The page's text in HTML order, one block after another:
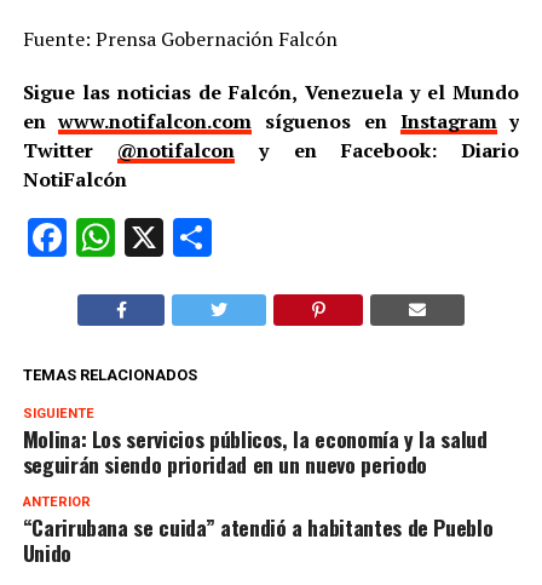
Fuente: Prensa Gobernación Falcón
Sigue las noticias de Falcón, Venezuela y el Mundo
enwww.notifalcon.com síguenos en Instagramy
Twitter @notifalcon y en Facebook: Diario
NotiFalcón
Facebook
WhatsApp
X Compartir
TEMAS RELACIONADOS
SIGUIENTE
Molina: Los servicios públicos, la economía y la salud
seguirán siendo prioridad en un nuevo periodo
ANTERIOR
“Carirubana se cuida” atendió a habitantes de Pueblo
Unido